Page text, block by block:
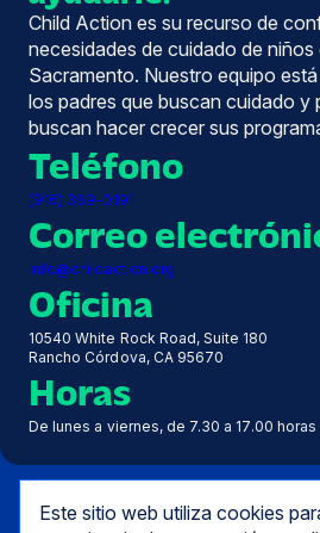
Este sitio web utiliza cookies
Child Action es su recurso de
necesidades de cuidado de niños
Sacramento. Nuestro equipo
los padres que buscan cuidado y
buscan hacer crecer sus
Teléfono
(916) 369-0191
Correo
info@childaction.org
Oficina
10540 White Rock Road, Suite 180
Rancho Córdova, CA 95670
Horas
De lunes a viernes, de 7.30 a 17.00 horas